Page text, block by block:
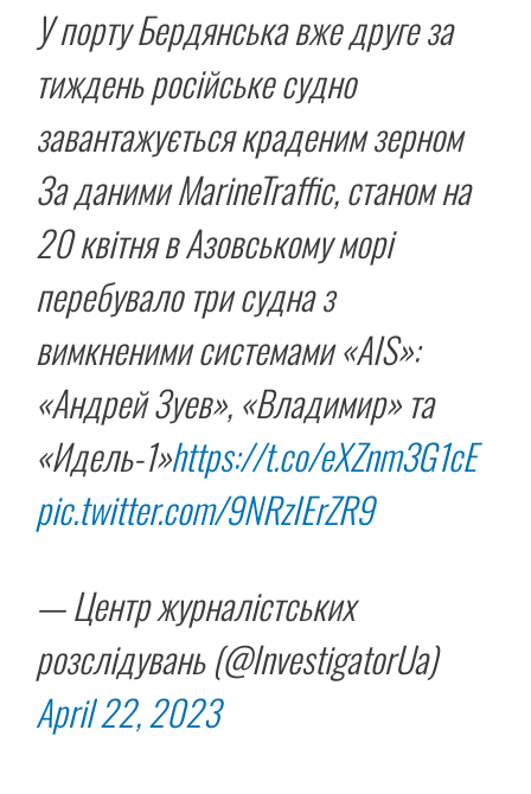
У порту Бердянська вже друге за
тиждень російське судно
завантажується краденим зерном
За даними MarineTraffic, станом на
20 квітня в Азовському морі
перебувало три судна з
вимкненими системами «AIS»:
«Андрей Зуев», «Владимир» та
«Идель-1»https://t.co/eXZnm3G1cE
pic.twitter.com/9NRzIErZR9
— Центр журналістських
розслідувань (@InvestigatorUa)
April 22, 2023